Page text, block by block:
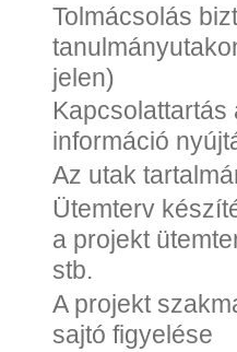
Tolmácsolás
jelen)
információ
Az utak
Ütemterv
a projekt
stb.
A projekt
sajtó figyelése